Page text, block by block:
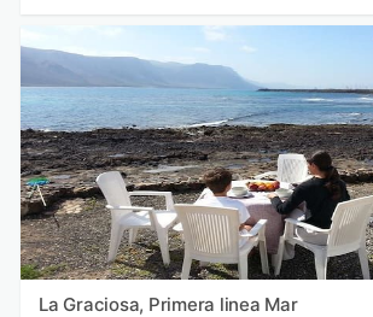
La Graciosa, Primera linea Mar